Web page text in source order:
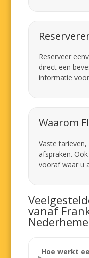
Reserveer
direct een
informatie
Waarom
Vaste
afspraken.
vooraf waar u
vanaf
Hoe werkt